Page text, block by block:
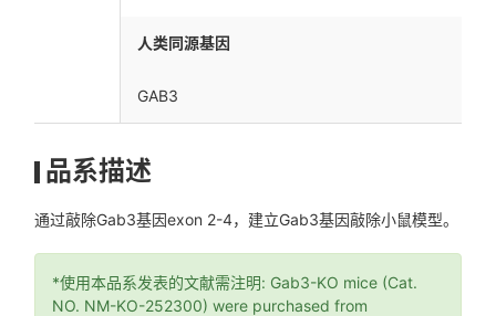
人类同源基因
GAB3
品系描述
通过敲除Gab3基因exon 2-4，建立Gab3基因敲除小鼠模型。
*使用本品系发表的文献需注明: Gab3-KO mice (Cat.
NO. NM-KO-252300) were purchased from